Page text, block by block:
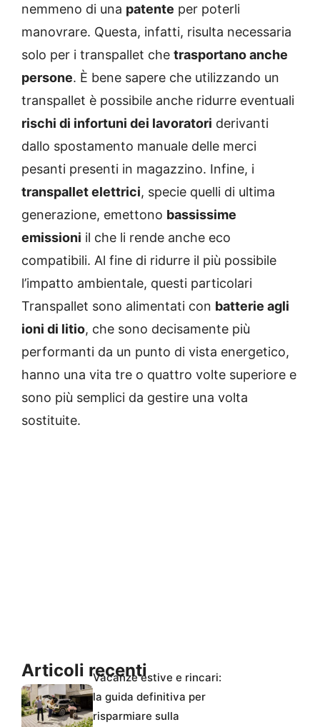
nemmeno di una patente per poterli
manovrare. Questa, infatti, risulta necessaria
solo per i transpallet che trasportano anche
persone. È bene sapere che utilizzando un
transpallet è possibile anche ridurre eventuali
rischi di infortuni dei lavoratori derivanti
dallo spostamento manuale delle merci
pesanti presenti in magazzino. Infine, i
transpallet elettrici, specie quelli di ultima
generazione, emettono bassissime
emissioni il che li rende anche eco
compatibili. Al fine di ridurre il più possibile
l’impatto ambientale, questi particolari
Transpallet sono alimentati con batterie agli
ioni di litio, che sono decisamente più
performanti da un punto di vista energetico,
hanno una vita tre o quattro volte superiore e
sono più semplici da gestire una volta
sostituite.
Articoli recentiVacanze estive e rincari:
la guida definitiva per
risparmiare sulla